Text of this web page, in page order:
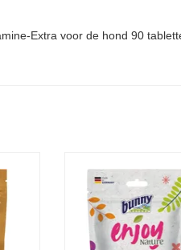
Extra voor de hond 90